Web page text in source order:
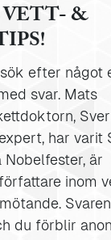
VETT- &
efter något
svar. Mats
har varit
är
inom
du förblir